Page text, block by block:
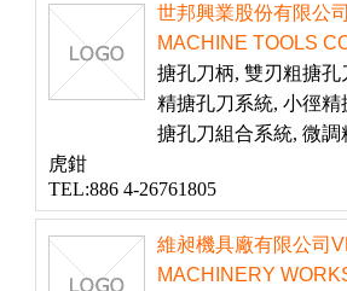
世邦興業股份有限公
MACHINE TOOLS
搪孔刀柄, 雙刃粗搪孔
精搪孔刀系統, 小徑精
搪孔刀組合系統, 微
虎鉗
TEL:886 4-26761805
維昶機具廠有限公司
MACHINERY